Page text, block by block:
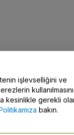
işlevselliğini ve
kullanılmasını
kesinlikle gerekli
bakın.